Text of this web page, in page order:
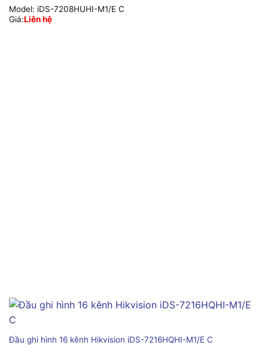
Model: iDS-7208HUHI-M1/E C
Giá:Liên hệ
Đầu ghi hình 16 kênh Hikvision iDS-7216HQHI-M1/E C